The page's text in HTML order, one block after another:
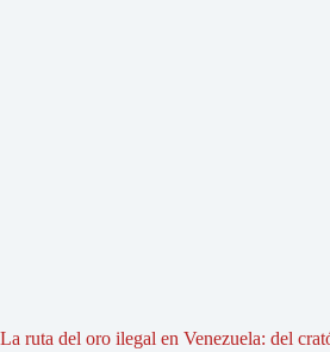
La ruta del oro ilegal en Venezuela: del